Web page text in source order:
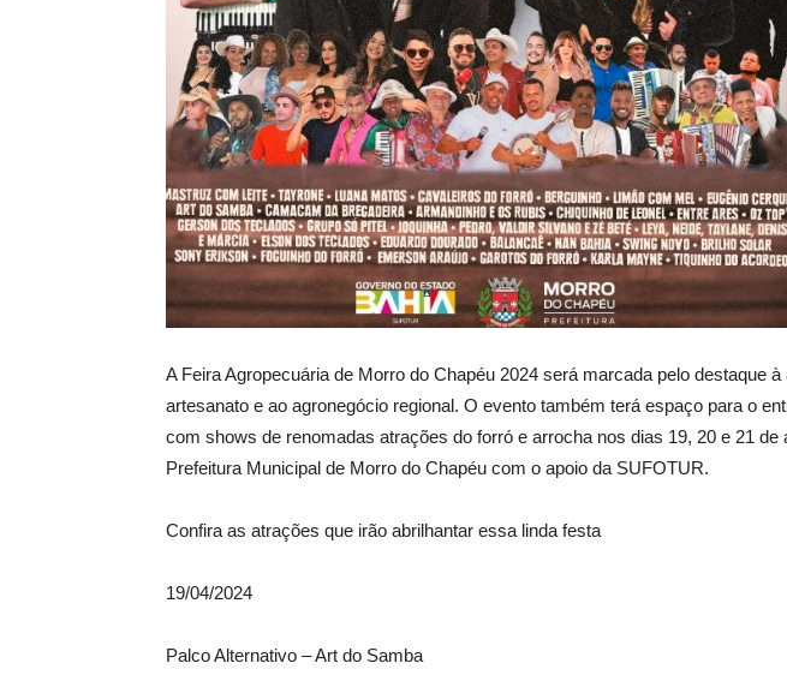
A Feira Agropecuária de Morro do Chapéu 2024 será marcada pelo destaque
artesanato e ao agronegócio regional. O evento também terá espaço para o
com shows de renomadas atrações do forró e arrocha nos dias 19, 20 e 21 de
Prefeitura Municipal de Morro do Chapéu com o apoio da SUFOTUR.
Confira as atrações que irão abrilhantar essa linda festa
19/04/2024
Palco Alternativo – Art do Samba